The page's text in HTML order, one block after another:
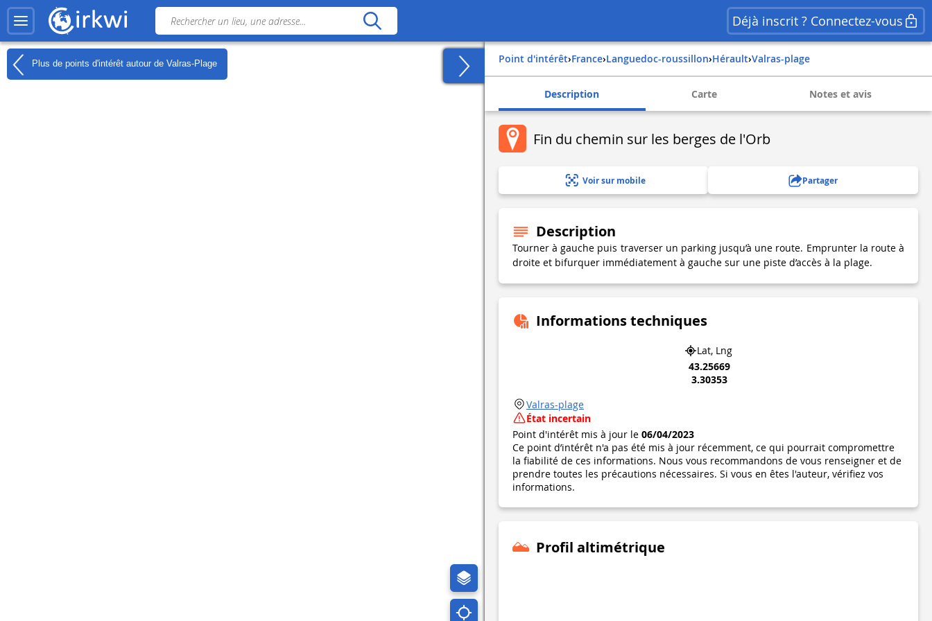
Déjà inscrit ? Connectez-vous
Plus de points d'intérêt autour de Valras-Plage Point d'intérêt› france› languedoc-roussillon› hérault› valras-plage
Description Carte Notes et avis
Fin du chemin sur les berges de l'Orb
Voir sur mobile Partager
Description
Tourner à gauche puis traverser un parking jusqu’à une route. Emprunter la route à
droite et bifurquer immédiatement à gauche sur une piste d’accès à la plage.
Informations techniques
Lat, Lng
43.25669
3.30353
Valras-plage
État incertain
Point d'intérêt mis à jour le 06/04/2023
Ce point d’intérêt n'a pas été mis à jour récemment, ce qui pourrait compromettre
la fiabilité de ces informations. Nous vous recommandons de vous renseigner et de
prendre toutes les précautions nécessaires. Si vous en êtes l'auteur, vérifiez vos
informations.
Profil altimétrique